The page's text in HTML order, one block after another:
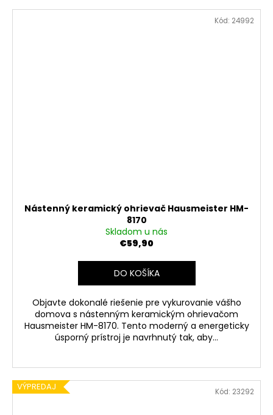
Nástenný keramický ohrievač Hausmeister HM-
8170
Skladom u nás
€59,90
DO KOŠÍKA
Objavte dokonalé riešenie pre vykurovanie vášho
domova s nástenným keramickým ohrievačom
Hausmeister HM-8170. Tento moderný a energeticky
úsporný prístroj je navrhnutý tak, aby...
Kód: 24992
VÝPREDAJ Kód: 23292